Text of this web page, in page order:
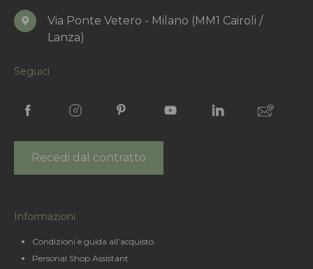
Via Ponte Vetero - Milano (MM1 Cairoli /
Lanza)
Seguici
Recedi dal contratto
Informazioni
Condizioni e guida all’acquisto
Personal Shop Assistant